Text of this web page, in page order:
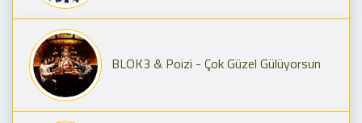
BLOK3 & Poizi - Çok Güzel Gülüyorsun